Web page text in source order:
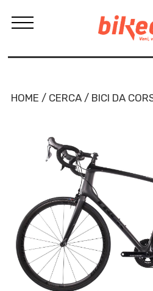
HOME / CERCA / BICI DA